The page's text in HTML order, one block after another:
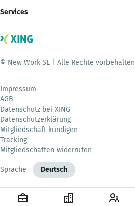
Services
© New Work SE | Alle Rechte vorbehalten
Impressum
AGB
Datenschutz bei XING
Datenschutzerklärung
Mitgliedschaft kündigen
Tracking
Mitgliedschaften widerrufen
Sprache Deutsch